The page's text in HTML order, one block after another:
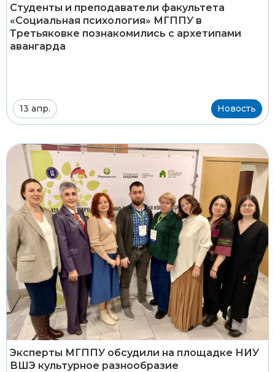
Студенты и преподаватели факультета
«Социальная психология» МГППУ в
Третьяковке познакомились с архетипами
авангарда
13 апр. Новость
Эксперты МГППУ обсудили на площадке НИУ
ВШЭ культурное разнообразие